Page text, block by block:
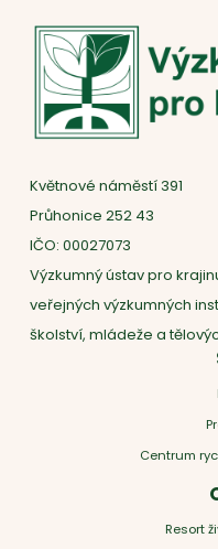
Květnové náměstí 391
Průhonice 252 43
IČO: 00027073
Výzkumný ústav pro
veřejných výzkumných
školství, mládeže a
Centrum
Resort